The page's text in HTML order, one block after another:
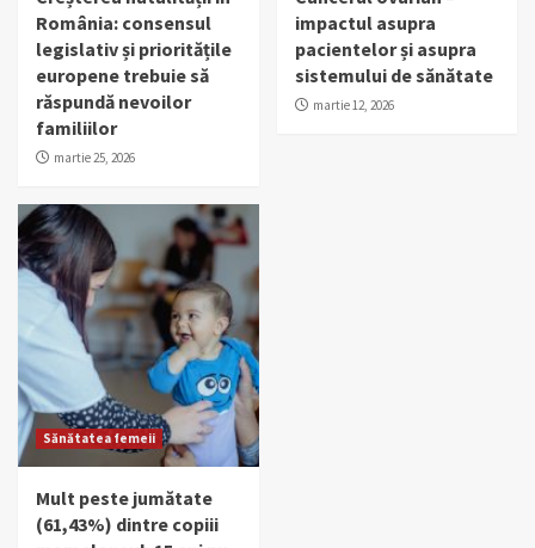
România: consensul
legislativ și prioritățile
europene trebuie să
răspundă nevoilor
familiilor
martie 25, 2026
impactul asupra
pacientelor și asupra
sistemului de sănătate
martie 12, 2026
Sănătatea femeii
Mult peste jumătate
(61,43%) dintre copiii